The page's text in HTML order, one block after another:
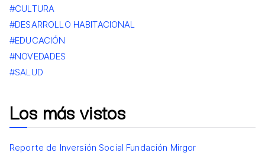
#CULTURA
#DESARROLLO HABITACIONAL
#EDUCACIÓN
#NOVEDADES
#SALUD
Los más vistos
Reporte de Inversión Social Fundación Mirgor